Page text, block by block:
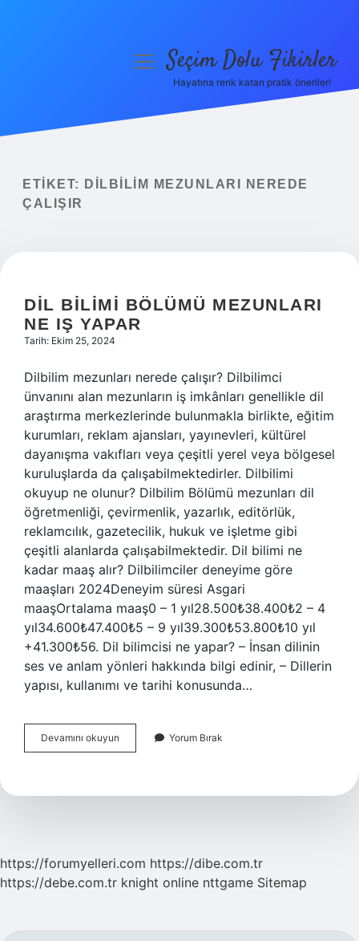
Yasal Uyarı
menüyüSeçim Dolu Fikirler
Hayatına renk katan pratik öneriler!
ETIKET:
DILBILIM MEZUNLARI NEREDE
ÇALIŞIR
DIL BILIMI BÖLÜMÜ MEZUNLARI
NE IŞ YAPAR
Tarih: Ekim 25, 2024
Dilbilim mezunları nerede çalışır? Dilbilimci
ünvanını alan mezunların iş imkânları genellikle dil
araştırma merkezlerinde bulunmakla birlikte, eğitim
kurumları, reklam ajansları, yayınevleri, kültürel
dayanışma vakıfları veya çeşitli yerel veya bölgesel
kuruluşlarda da çalışabilmektedirler. Dilbilimi
okuyup ne olunur? Dilbilim Bölümü mezunları dil
öğretmenliği, çevirmenlik, yazarlık, editörlük,
reklamcılık, gazetecilik, hukuk ve işletme gibi
çeşitli alanlarda çalışabilmektedir. Dil bilimi ne
kadar maaş alır? Dilbilimciler deneyime göre
maaşları 2024Deneyim süresi Asgari
maaşOrtalama maaş0 – 1 yıl28.500₺38.400₺2 – 4
yıl34.600₺47.400₺5 – 9 yıl39.300₺53.800₺10 yıl
+41.300₺56. Dil bilimcisi ne yapar? – İnsan dilinin
ses ve anlam yönleri hakkında bilgi edinir, – Dillerin
yapısı, kullanımı ve tarihi konusunda…
Devamını okuyun
Bilimi
Ne
Yorum Bırak
https://forumyelleri.com https://dibe.com.tr
https://debe.com.tr knight online nttgame Sitemap